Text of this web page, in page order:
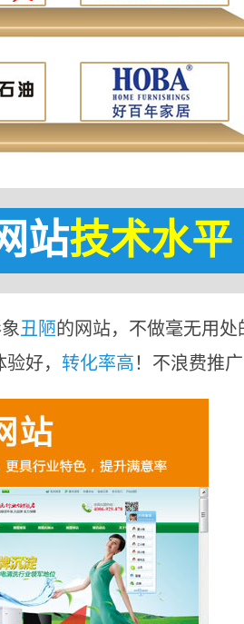
站技术水平
丑陋的网站，不做毫无用处
好， 转化率高！不浪费推